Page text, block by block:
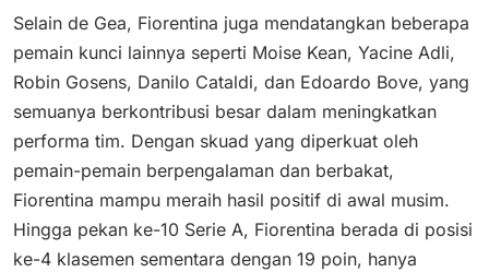
Selain de Gea, Fiorentina juga mendatangkan beberapa
pemain kunci lainnya seperti Moise Kean, Yacine Adli,
Robin Gosens, Danilo Cataldi, dan Edoardo Bove, yang
semuanya berkontribusi besar dalam meningkatkan
performa tim. Dengan skuad yang diperkuat oleh
pemain-pemain berpengalaman dan berbakat,
Fiorentina mampu meraih hasil positif di awal musim.
Hingga pekan ke-10 Serie A, Fiorentina berada di posisi
ke-4 klasemen sementara dengan 19 poin, hanya